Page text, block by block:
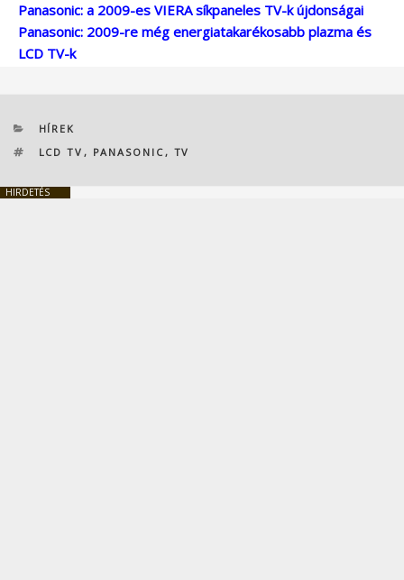
Panasonic: a 2009-es VIERA síkpaneles TV-k újdonságai
Panasonic: 2009-re még energiatakarékosabb plazma és
LCD TV-k
KATEGÓRIÁK
HÍREK
CÍMKÉK
LCD TV , PANASONIC, TV
HIRDETÉS